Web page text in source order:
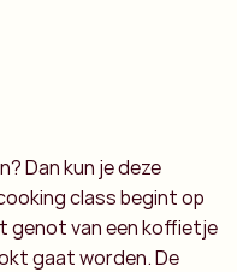
Dan kun je deze
class begint op
genot van een koffietje
gaat worden. De